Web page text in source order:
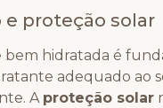
e proteção solar
bem hidratada é
adequado ao
A proteção solar